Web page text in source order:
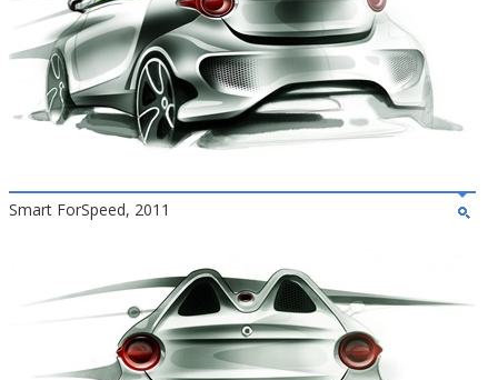
Smart ForSpeed, 2011